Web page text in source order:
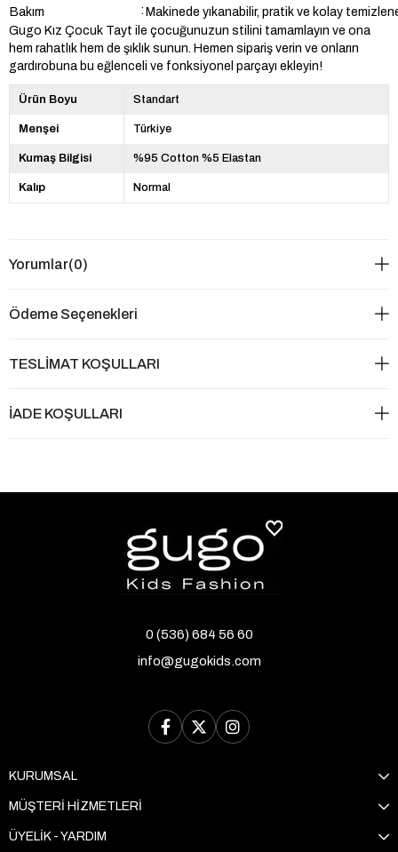
Bakım
: Makinede yıkanabilir, pratik ve kolay
Gugo Kız Çocuk Tayt ile çocuğunuzun stilini tamamlayın ve ona
hem rahatlık hem de şıklık sunun. Hemen sipariş verin ve onların
gardırobuna bu eğlenceli ve fonksiyonel parçayı ekleyin!
Ürün Boyu Standart
Menşei Türkiye
Kumaş Bilgisi %95 Cotton %5 Elastan
Kalıp Normal
Yorumlar(0)
Ödeme Seçenekleri
TESLİMAT KOŞULLARI
İADE KOŞULLARI
0 (536) 684 56 60
info@gugokids.com
KURUMSAL
MÜŞTERİ HİZMETLERİ
ÜYELİK - YARDIM